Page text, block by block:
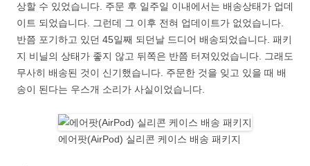
상할 수 있었습니다. 주문 후 일주일 이내에서는 배송상태가 업데
이트 되었습니다. 그런데 그 이후 전혀 업데이트가 없었습니다.
반쯤 포기하고 있던 45일째 되던날 드디어 배송되었습니다. 패키
지 비닐의 상태가 좋지 않고 뒤쪽은 반쯤 터져있었습니다. 그래도
무사히 배송된 것이 신기했습니다. 주문한 것을 잊고 있을 때 배
송이 된다는 우스개 소리가 사실이었습니다.
에어팟(AirPod) 실리콘 케이스 배송 패키지